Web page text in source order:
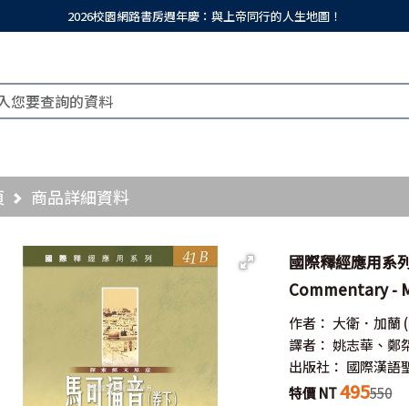
2026校園網路書房週年慶：與上帝同行的人生地圖！
商品詳細資料
國際釋經應用系
Commentary -
作者： 大衛．加蘭
譯者： 姚志華、鄭
出版社： 國際漢語
特價 NT495550